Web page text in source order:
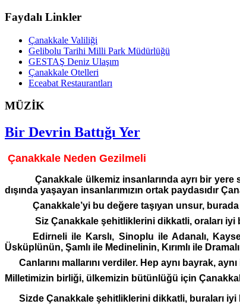
Faydalı Linkler
Çanakkale Valiliği
Gelibolu Tarihi Milli Park Müdürlüğü
GESTAŞ Deniz Ulaşım
Çanakkale Otelleri
Eceabat Restaurantları
MÜZİK
Bir Devrin Battığı Yer
Çanakkale Neden Gezilmeli
Çanakkale ülkemiz insanlarında ayrı bir yere
dışında yaşayan insanlarımızın ortak paydasıdır
Çanakkale’yi bu değere taşıyan unsur,
Siz Çanakkale şehitliklerini dikkatli, oraları
Edirneli ile Karslı, Sinoplu ile Adanalı,
Üsküplünün, Şamlı ile Medinelinin, Kırımlı ile
Canlarını mallarını verdiler. Hep aynı bayrak,
Milletimizin birliği, ülkemizin bütünlüğü için
Sizde Çanakkale şehitliklerini dikkatli, buraları